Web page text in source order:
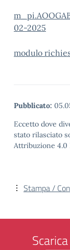
02-2025
modulo
Pubblicato:
Eccetto dove
stato rilasciato
Attribuzione 4.0
Stampa /